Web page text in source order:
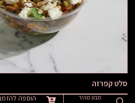
סלט קפרזה
הוספה מבט מהיר